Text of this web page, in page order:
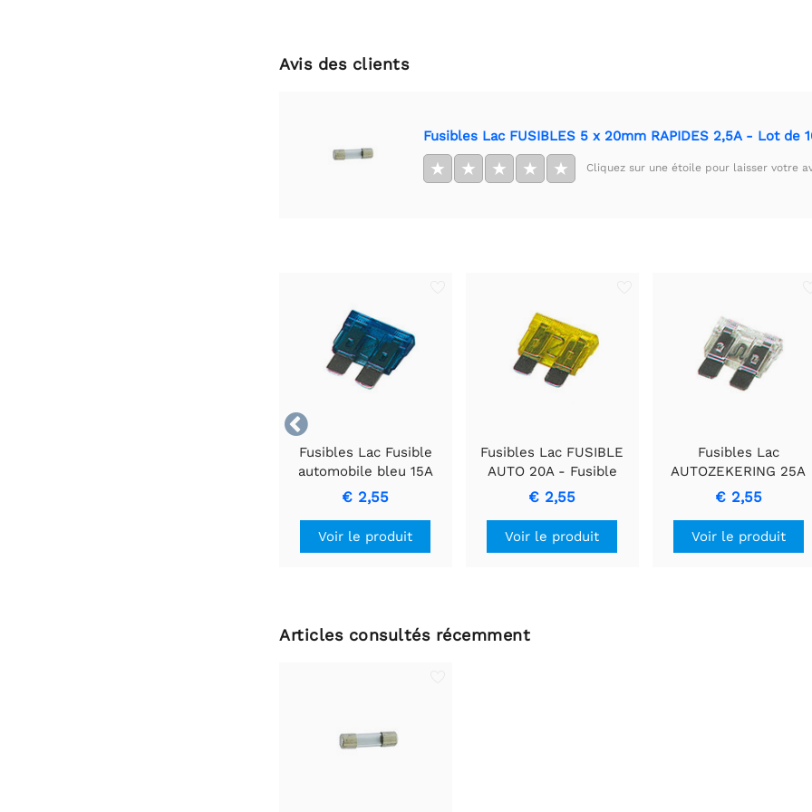
Avis des clients
Fusibles Lac FUSIBLES 5 x 20mm RAPIDES 2,5A - Lot de
★ ★ ★ ★ ★ Cliquez sur une étoile pour laisser votre

Fusibles Lac Fusible
automobile bleu 15A
AUTOZEKERING
€ 2,55
Voir le produit
Fusibles Lac FUSIBLE
AUTO 20A - Fusible
automobile 20 ampères
pour protection de
câblage
€ 2,55
Voir le produit
Fusibles Lac
AUTOZEKERING 25A
(TRANSPARENT) -
Protection de circuit
véhicule fiable
€ 2,55
Voir le produit
Articles consultés récemment